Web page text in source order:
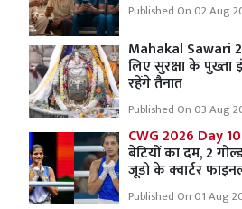
Published On 02 Aug
Mahakal Sawari
लिए सुरक्षा के पुख्ता
रहेंगे तैनात
Published On 03 Aug
CWG 2026 Day
बेटियों का दम, 2
जूडो के क्वार्टर
Published On 01 Aug